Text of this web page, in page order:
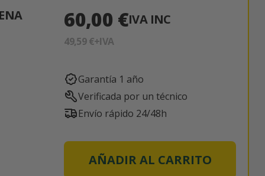
60,00 €IVA INC
49,59 €+IVA
Garantía 1 año
Verificada por un técnico
Envío rápido 24/48h
AÑADIR AL CARRITO